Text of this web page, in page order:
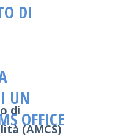
DI
UN
OFFICE
di
(AMCS)